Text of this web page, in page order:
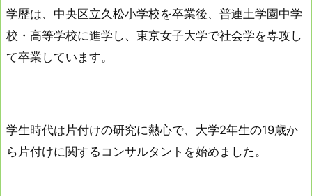
学歴は、中央区立久松小学校を卒業後、普連土学園中学
校・高等学校に進学し、東京女子大学で社会学を専攻し
て卒業しています。
学生時代は片付けの研究に熱心で、大学2年生の19歳か
ら片付けに関するコンサルタントを始めました。